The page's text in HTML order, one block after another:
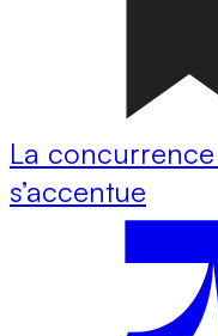
La
s’accentue